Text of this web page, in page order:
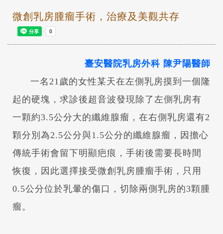
微創乳房腫瘤手術，治療及美觀共存
臺安醫院乳房外科 陳尹陽醫師
一名21歲的女性某天在左側乳房摸到一個隆
起的硬塊，求診後超音波發現除了左側乳房有
一顆約3.5公分大的纖維腺瘤，在右側乳房還有2
顆分別為2.5公分與1.5公分的纖維腺瘤，因擔心
傳統手術會留下明顯疤痕，手術後需要長時間
恢復，因此選擇接受微創乳房腫瘤手術，只用
0.5公分位於乳暈的傷口，切除兩側乳房的3顆腫
瘤。